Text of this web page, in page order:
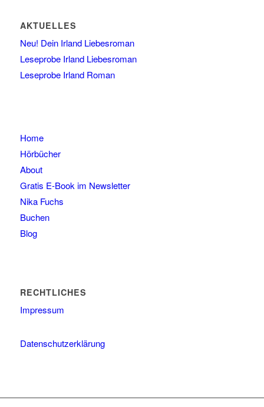
AKTUELLES
Neu! Dein Irland Liebesroman
Leseprobe Irland Liebesroman
Leseprobe Irland Roman
Home
Hörbücher
About
Gratis E-Book im Newsletter
Nika Fuchs
Buchen
Blog
RECHTLICHES
Impressum
Datenschutzerklärung